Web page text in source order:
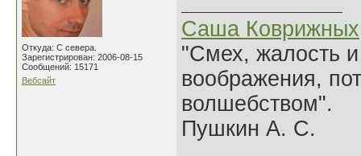
Откуда: С севера.
Зарегистрирован: 2006-08-15
Сообщений: 15171
Вебсайт
Саша Коврижных
"Смех, жалость
воображения,
волшебством".
Пушкин А. С.